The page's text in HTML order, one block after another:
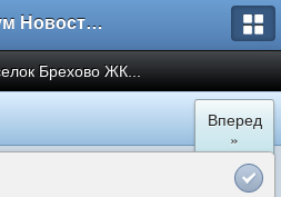
Форум Новостройки
Брехово ЖК...
Вперед
»